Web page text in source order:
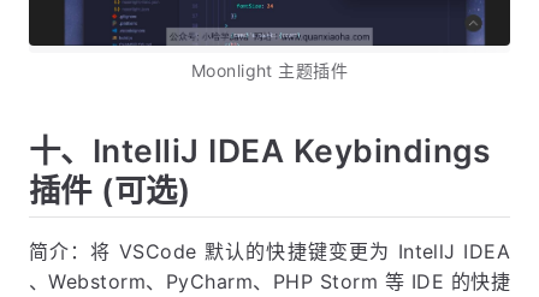
Moonlight 主题插件
十、IntelliJ IDEA Keybindings
插件 (可选)
简介：将 VSCode 默认的快捷键变更为 IntellJ IDEA
、Webstorm、PyCharm、PHP Storm 等 IDE 的快捷